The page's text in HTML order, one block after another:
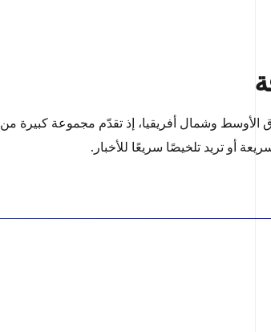
وشمال أفريقيا، إذ تقدّم مجموعة كبيرة من
أو تريد تلخيصًا سريعًا للأخبار.